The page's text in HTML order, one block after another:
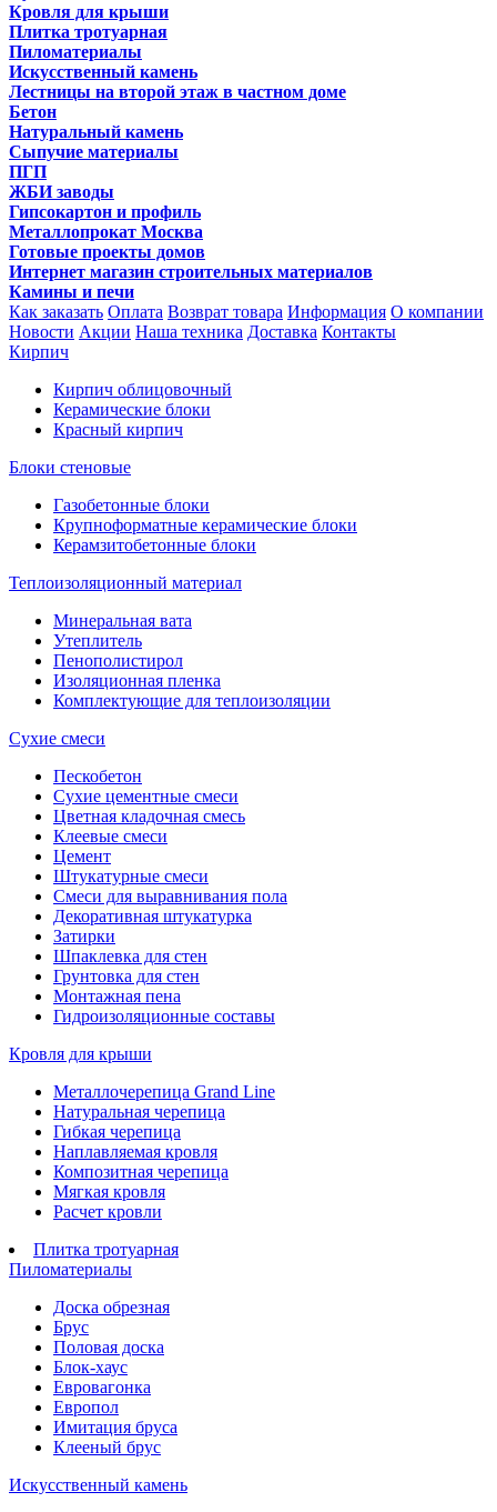
Кровля для крыши
Плитка тротуарная
Пиломатериалы
Искусственный камень
Лестницы на второй этаж в частном доме
Бетон
Натуральный камень
Сыпучие материалы
ПГП
ЖБИ заводы
Гипсокартон и профиль
Металлопрокат Москва
Готовые проекты домов
Интернет магазин строительных материалов
Камины и печи
Как заказать Оплата Возврат товара Информация О компании
Новости Акции Наша техника Доставка Контакты
Кирпич
Кирпич облицовочный
Керамические блоки
Красный кирпич
Блоки стеновые
Газобетонные блоки
Крупноформатные керамические блоки
Керамзитобетонные блоки
Теплоизоляционный материал
Минеральная вата
Утеплитель
Пенополистирол
Изоляционная пленка
Комплектующие для теплоизоляции
Сухие смеси
Пескобетон
Сухие цементные смеси
Цветная кладочная смесь
Клеевые смеси
Цемент
Штукатурные смеси
Смеси для выравнивания пола
Декоративная штукатурка
Затирки
Шпаклевка для стен
Грунтовка для стен
Монтажная пена
Гидроизоляционные составы
Кровля для крыши
Металлочерепица Grand Line
Натуральная черепица
Гибкая черепица
Наплавляемая кровля
Композитная черепица
Мягкая кровля
Расчет кровли
Плитка тротуарная
Пиломатериалы
Доска обрезная
Брус
Половая доска
Блок-хаус
Евровагонка
Европол
Имитация бруса
Клееный брус
Искусственный камень